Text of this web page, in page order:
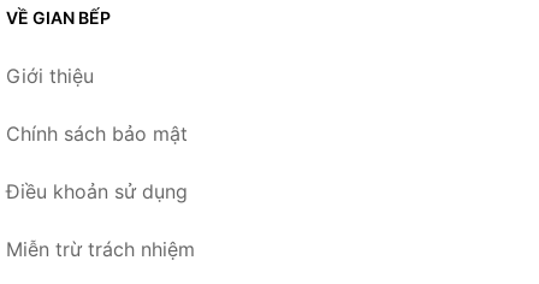
VỀ GIAN BẾP
Giới thiệu
Chính sách bảo mật
Điều khoản sử dụng
Miễn trừ trách nhiệm